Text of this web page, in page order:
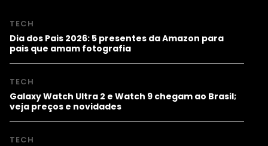
TECH
Dia dos Pais 2026: 5 presentes da Amazon para
pais que amam fotografia
TECH
Galaxy Watch Ultra 2 e Watch 9 chegam ao Brasil;
veja preços e novidades
TECH